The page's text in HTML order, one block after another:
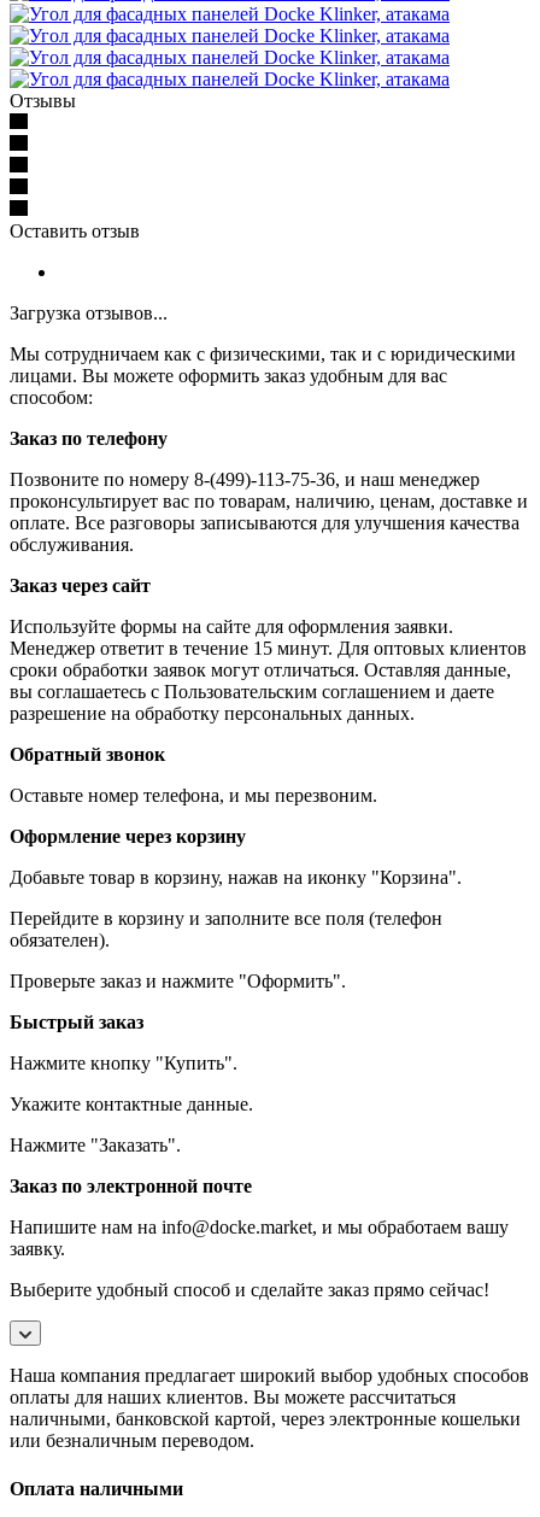
Отзывы
Оставить отзыв
Загрузка отзывов...
Мы сотрудничаем как с физическими, так и с юридическими
лицами. Вы можете оформить заказ удобным для вас
способом:
Заказ по телефону
Позвоните по номеру 8-(499)-113-75-36, и наш менеджер
проконсультирует вас по товарам, наличию, ценам, доставке и
оплате. Все разговоры записываются для улучшения качества
обслуживания.
Заказ через сайт
Используйте формы на сайте для оформления заявки.
Менеджер ответит в течение 15 минут. Для оптовых клиентов
сроки обработки заявок могут отличаться. Оставляя данные,
вы соглашаетесь с Пользовательским соглашением и даете
разрешение на обработку персональных данных.
Обратный звонок
Оставьте номер телефона, и мы перезвоним.
Оформление через корзину
Добавьте товар в корзину, нажав на иконку "Корзина".
Перейдите в корзину и заполните все поля (телефон
обязателен).
Проверьте заказ и нажмите "Оформить".
Быстрый заказ
Нажмите кнопку "Купить".
Укажите контактные данные.
Нажмите "Заказать".
Заказ по электронной почте
Напишите нам на info@docke.market, и мы обработаем вашу
заявку.
Выберите удобный способ и сделайте заказ прямо сейчас!
Наша компания предлагает широкий выбор удобных способов
оплаты для наших клиентов. Вы можете рассчитаться
наличными, банковской картой, через электронные кошельки
или безналичным переводом.
Оплата наличными